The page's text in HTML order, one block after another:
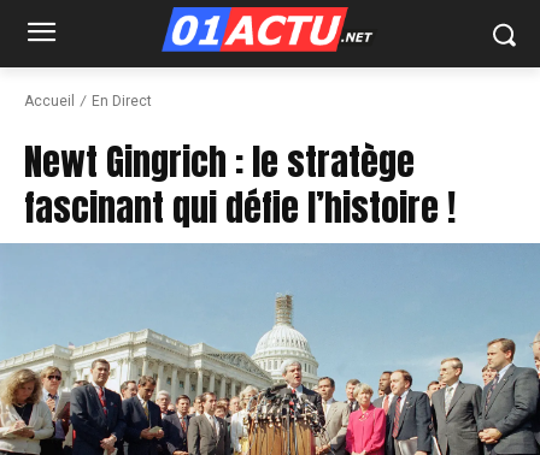
Accueil En Direct
Newt Gingrich : le stratège
fascinant qui défie l’histoire !